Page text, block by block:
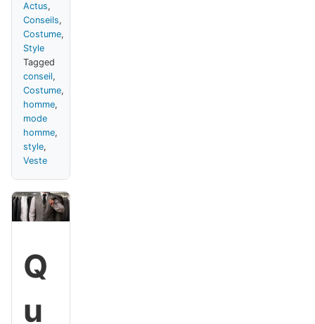
Actus,
Conseils,
Costume,
Style
Tagged
conseil,
Costume,
homme,
mode
homme,
style,
Veste
Q
u